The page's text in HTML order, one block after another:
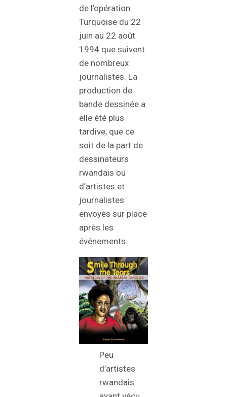
de l’opération
Turquoise du 22
juin au 22 août
1994 que suivent
de nombreux
journalistes. La
production de
bande dessinée a
elle été plus
tardive, que ce
soit de la part de
dessinateurs
rwandais ou
d’artistes et
journalistes
envoyés sur place
après les
événements.
Peu
d’artistes
rwandais